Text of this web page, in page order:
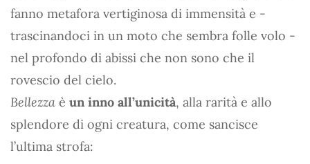
fanno metafora vertiginosa di immensità e -
trascinandoci in un moto che sembra folle volo -
nel profondo di abissi che non sono che il
rovescio del cielo.
Bellezza è un inno all’unicità, alla rarità e allo
splendore di ogni creatura, come sancisce
l’ultima strofa: